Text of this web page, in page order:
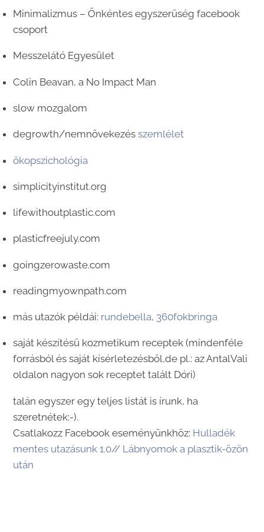
Minimalizmus – Önkéntes egyszerűség facebook
csoport
Messzelátó Egyesület
Colin Beavan, a No Impact Man
slow mozgalom
degrowth/nemnövekezésszemlélet
ökopszichológia
simplicityinstitut.org
lifewithoutplastic.com
plasticfreejuly.com
goingzerowaste.com
readingmyownpath.com
más utazók példái: rundebella, 360fokbringa
saját készítésű kozmetikum receptek (mindenféle
forrásból és saját kísérletezésből,de pl.: az AntalVali
oldalon nagyon sok receptet talált Dóri)
talán egyszer egy teljes listát is írunk, ha
szeretnétek:-).
Csatlakozz Facebook eseményünkhöz: Hulladék
mentes utazásunk 1.0// Lábnyomok a plasztik-özön
után